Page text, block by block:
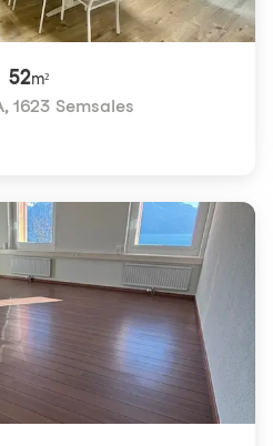
52m²
, 1623 Semsales